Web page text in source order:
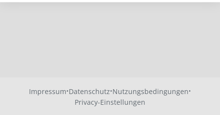
Impressum·Datenschutz·Nutzungsbedingungen·
Privacy-Einstellungen